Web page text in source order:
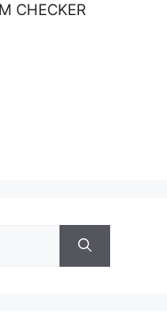
CHECKER